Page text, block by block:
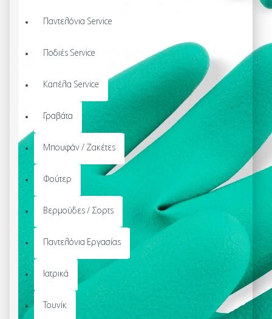
Παντελόνια Service
Ποδιές Service
Καπέλα Service
Γραβάτα
Μπουφάν / Ζακέτες
Φούτερ
Βερμούδες / Σορτς
Παντελόνια Εργασίας
Ιατρικά
Τουνίκ